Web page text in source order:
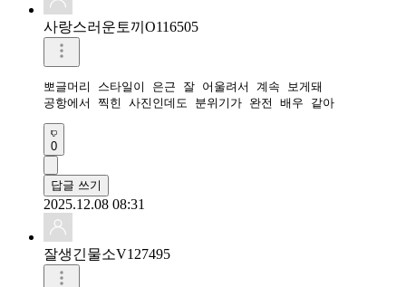
사랑스러운토끼O116505
뽀글머리 스타일이 은근 잘 어울려서 계속 보게돼
공항에서 찍힌 사진인데도 분위기가 완전 배우 같아
0
답글 쓰기
2025.12.08 08:31
잘생긴물소V127495